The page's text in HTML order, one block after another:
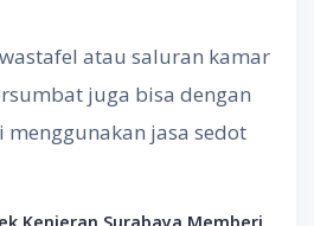
atau saluran kamar
juga bisa dengan
jasa sedot